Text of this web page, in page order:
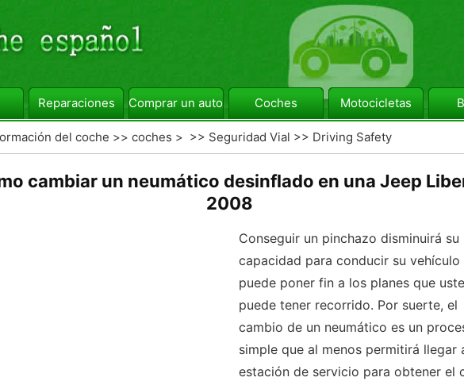
Reparaciones Comprar un automóvil Coches Motocicletas
del coche >> coches > >> Seguridad Vial >> Driving Safety
cambiar un neumático desinflado en una Jeep
2008
Conseguir un pinchazo disminuirá su
capacidad para conducir su vehículo
puede poner fin a los planes que
puede tener recorrido. Por suerte, el
cambio de un neumático es un
simple que al menos permitirá llegar
estación de servicio para obtener el